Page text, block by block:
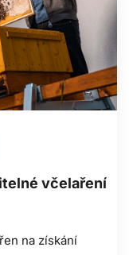
včelaření
na získání